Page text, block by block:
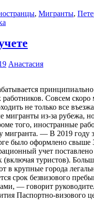
, Мигранты,
Анастасия
работников. Совсем
не только все
мигранты из-за рубежа,
того, иностранные
мигранта. — В 2019 году
было оформлено свыше
учет поставлено
(включая туристов).
в крупные города
срок безвизового
— говорит
Паспортно-визового